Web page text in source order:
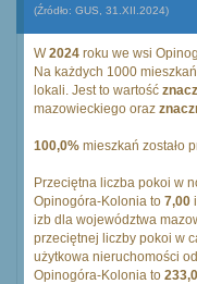
(Źródło: GUS, 31.XII.2024)
W2024 roku we wsi
Na każdych 1000
lokali. Jest to wartość
mazowieckiego oraz
100,0% mieszkań zostało
Przeciętna liczba pokoi w
Opinogóra-Kolonia to 7,00
izb dla województwa
przeciętnej liczby pokoi w
użytkowa nieruchomości
Opinogóra-Kolonia to